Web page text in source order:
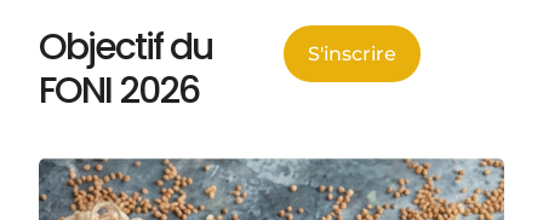
Objectif du
FONI 2026
S'inscrire